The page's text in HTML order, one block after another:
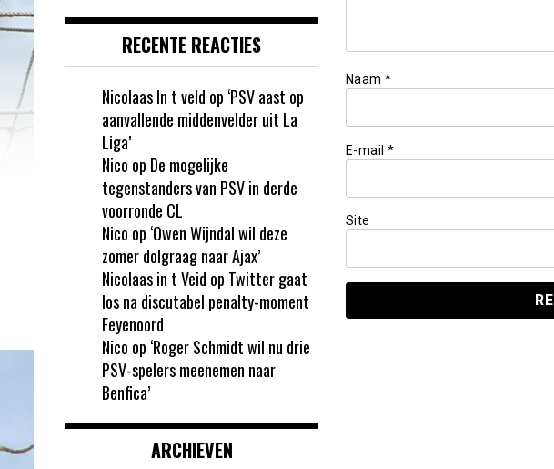
Naam *
E-mail *
Site
RECENTE REACTIES
Nicolaas In t veld op ‘PSV aast op
aanvallende middenvelder uit La
Liga’
Nico op De mogelijke
tegenstanders van PSV in derde
voorronde CL
Nico op ‘Owen Wijndal wil deze
zomer dolgraag naar Ajax’
Nicolaas in t Veid op Twitter gaat
los na discutabel penalty-moment
Feyenoord
Nico op ‘Roger Schmidt wil nu drie
PSV-spelers meenemen naar
Benfica’
ARCHIEVEN